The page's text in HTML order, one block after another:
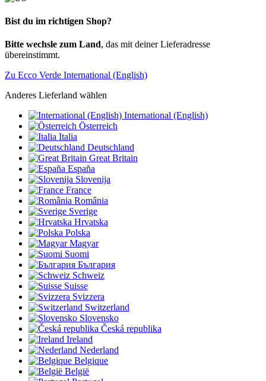
Bist du im richtigen Shop?
Bitte wechsle zum Land, das mit deiner Lieferadresse
übereinstimmt.
Zu Ecco Verde International (English)
Anderes Lieferland wählen
International (English)
Österreich
Italia
Deutschland
Great Britain
España
Slovenija
France
România
Sverige
Hrvatska
Polska
Magyar
Suomi
България
Schweiz
Suisse
Svizzera
Switzerland
Slovensko
Česká republika
Ireland
Nederland
Belgique
België